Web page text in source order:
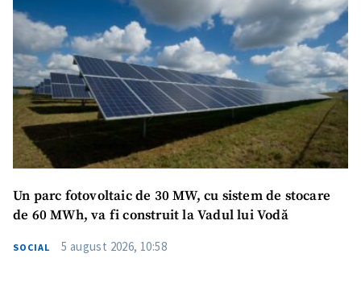
Un parc fotovoltaic de 30 MW, cu sistem de stocare
de 60 MWh, va fi construit la Vadul lui Vodă
SOCIAL 5 august 2026, 10:58